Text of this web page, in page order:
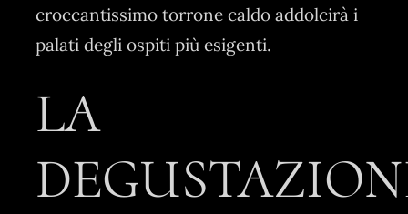
croccantissimo torrone caldo addolcirà i
palati degli ospiti più esigenti.
LA